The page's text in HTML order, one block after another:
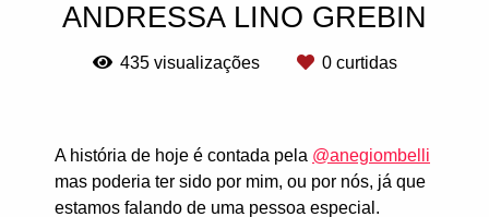
ANDRESSA LINO GREBIN
435visualizações 0curtidas
A história de hoje é contada pela @anegiombelli
mas poderia ter sido por mim, ou por nós, já que
estamos falando de uma pessoa especial.